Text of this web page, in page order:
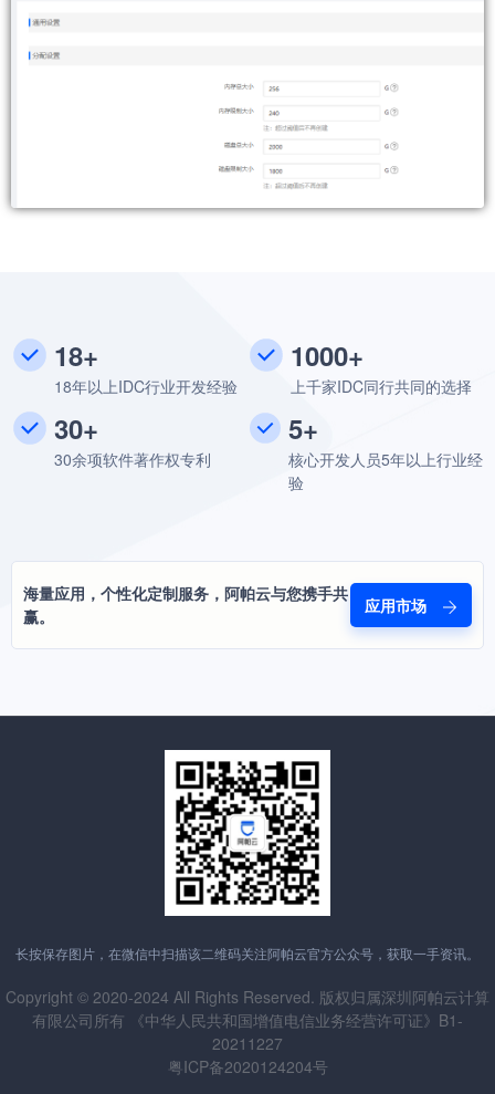
18+
18年以上IDC行业开发经验
1000+
上千家IDC同行共同的选择
30+
30余项软件著作权专利
5+
核心开发人员5年以上行业经
验
海量应用，个性化定制服务，阿帕云与您携手共
赢。
应用市场
长按保存图片，在微信中扫描该二维码关注阿帕云官方公众号，获取一手资讯。
Copyright © 2020-2024 All Rights Reserved. 版权归属深圳阿帕云计算
有限公司所有 《中华人民共和国增值电信业务经营许可证》B1-
20211227
粤ICP备2020124204号